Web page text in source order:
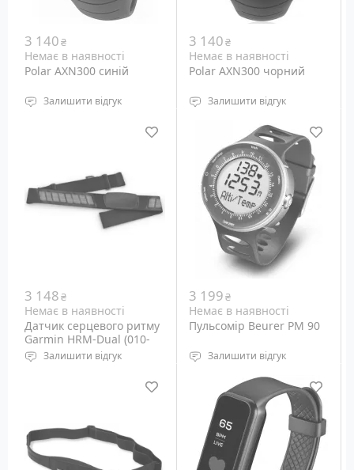
3 140₴
Немає в наявності
Polar AXN300 синій
Залишити відгук
Водонепроникність: 100
серцевого ритму у
синьому корпусі для
екстремальних видів
3 140₴
Немає в наявності
Polar AXN300 чорний
Залишити відгук
Водонепроникність: 100
Призначення: Монітор
серцевого ритму у
чорному корпусі для
екстремальних видів
спорту
3 148₴
Немає в наявності
Датчик серцевого ритму
Garmin HRM-Dual (010-
12883-00)
Залишити відгук
3 199₴
Немає в наявності
Пульсомір Beurer PM 90
Залишити відгук
водонепроникність: до
Підсвічування дисплея:
світлодіодне
Габарити: н.д.
Вага: н.д.